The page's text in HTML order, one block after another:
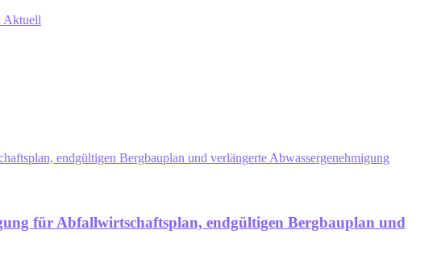
Aktuell
endgültigen Bergbauplan und verlängerte Abwassergenehmigung
für Abfallwirtschaftsplan, endgültigen Bergbauplan und